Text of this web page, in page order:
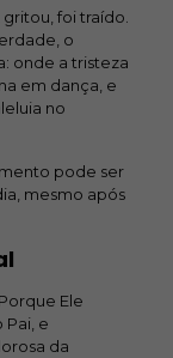
foi traído.
o
onde a tristeza
em dança, e
no
pode ser
mesmo após
Ele
e
da